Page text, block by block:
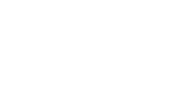
sur 5 étoiles], 1 commentaires
prix est passé de $75.00 à